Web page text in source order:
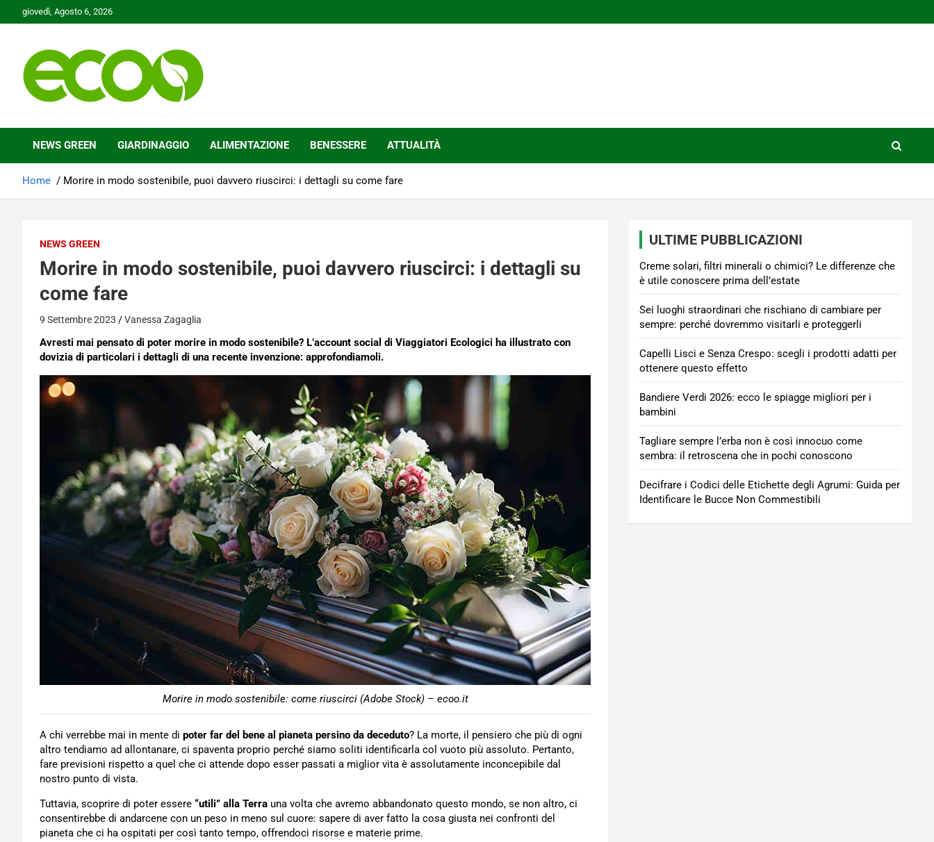
to
giovedì, Agosto 6, 2026
Ecoo.it
NEWS GREEN GIARDINAGGIO ALIMENTAZIONE BENESSERE ATTUALITÀ
Home Morire in modo sostenibile, puoi davvero riuscirci: i dettagli su come fare
NEWS GREEN
Morire in modo sostenibile, puoi davvero riuscirci: i dettagli su
come fare
9 Settembre 2023 Vanessa Zagaglia
Avresti mai pensato di poter morire in modo sostenibile? L’account social di Viaggiatori Ecologici ha illustrato con
dovizia di particolari i dettagli di una recente invenzione: approfondiamoli.
Morire in modo sostenibile: come riuscirci (Adobe Stock) – ecoo.it
A chi verrebbe mai in mente di poter far del bene al pianeta persino da deceduto? La morte, il pensiero che più di ogni
altro tendiamo ad allontanare, ci spaventa proprio perché siamo soliti identificarla col vuoto più assoluto. Pertanto,
fare previsioni rispetto a quel che ci attende dopo esser passati a miglior vita è assolutamente inconcepibile dal
nostro punto di vista.
Tuttavia, scoprire di poter essere “utili” alla Terra una volta che avremo abbandonato questo mondo, se non altro, ci
consentirebbe di andarcene con un peso in meno sul cuore: sapere di aver fatto la cosa giusta nei confronti del
pianeta che ci ha ospitati per così tanto tempo, offrendoci risorse e materie prime.
ULTIME PUBBLICAZIONI
Creme solari, filtri minerali o chimici? Le differenze che
è utile conoscere prima dell’estate
Sei luoghi straordinari che rischiano di cambiare per
sempre: perché dovremmo visitarli e proteggerli
Capelli Lisci e Senza Crespo: scegli i prodotti adatti per
ottenere questo effetto
Bandiere Verdi 2026: ecco le spiagge migliori per i
bambini
Tagliare sempre l’erba non è così innocuo come
sembra: il retroscena che in pochi conoscono
Decifrare i Codici delle Etichette degli Agrumi: Guida per
Identificare le Bucce Non Commestibili